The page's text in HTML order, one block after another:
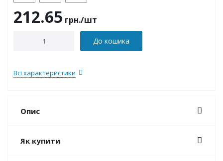
212.65 грн./шт
До кошика
Всі характеристики
Опис
Як купити